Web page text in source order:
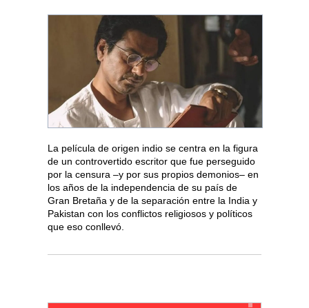
La película de origen indio se centra en la figura
de un controvertido escritor que fue perseguido
por la censura –y por sus propios demonios– en
los años de la independencia de su país de
Gran Bretaña y de la separación entre la India y
Pakistan con los conflictos religiosos y políticos
que eso conllevó.